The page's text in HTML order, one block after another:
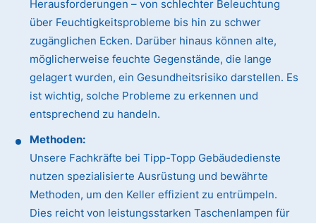
Herausforderungen – von schlechter Beleuchtung
über Feuchtigkeitsprobleme bis hin zu schwer
zugänglichen Ecken. Darüber hinaus können alte,
möglicherweise feuchte Gegenstände, die lange
gelagert wurden, ein Gesundheitsrisiko darstellen. Es
ist wichtig, solche Probleme zu erkennen und
entsprechend zu handeln.
Methoden:
Unsere Fachkräfte bei Tipp-Topp Gebäudedienste
nutzen spezialisierte Ausrüstung und bewährte
Methoden, um den Keller effizient zu entrümpeln.
Dies reicht von leistungsstarken Taschenlampen für